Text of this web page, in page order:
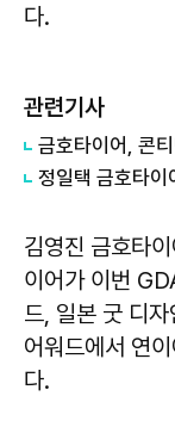
다.
관련기사
김영진 금호타
이어가 이번
드, 일본 굿 디
어워드에서 연
다.